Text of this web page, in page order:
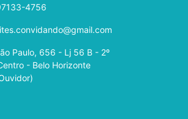
4756
Paulo, 656 - Lj 56 B - 2º
- Belo Horizonte